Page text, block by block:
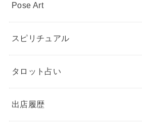
Pose Art
スピリチュアル
タロット占い
出店履歴